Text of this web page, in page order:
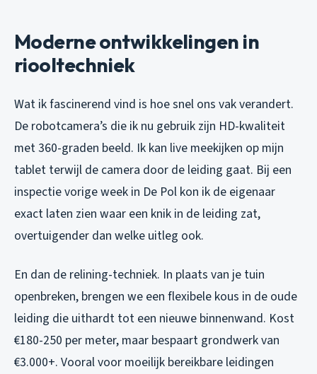
Moderne ontwikkelingen in
riooltechniek
Wat ik fascinerend vind is hoe snel ons vak verandert.
De robotcamera’s die ik nu gebruik zijn HD-kwaliteit
met 360-graden beeld. Ik kan live meekijken op mijn
tablet terwijl de camera door de leiding gaat. Bij een
inspectie vorige week in De Pol kon ik de eigenaar
exact laten zien waar een knik in de leiding zat,
overtuigender dan welke uitleg ook.
En dan de relining-techniek. In plaats van je tuin
openbreken, brengen we een flexibele kous in de oude
leiding die uithardt tot een nieuwe binnenwand. Kost
€180-250 per meter, maar bespaart grondwerk van
€3.000+. Vooral voor moeilijk bereikbare leidingen